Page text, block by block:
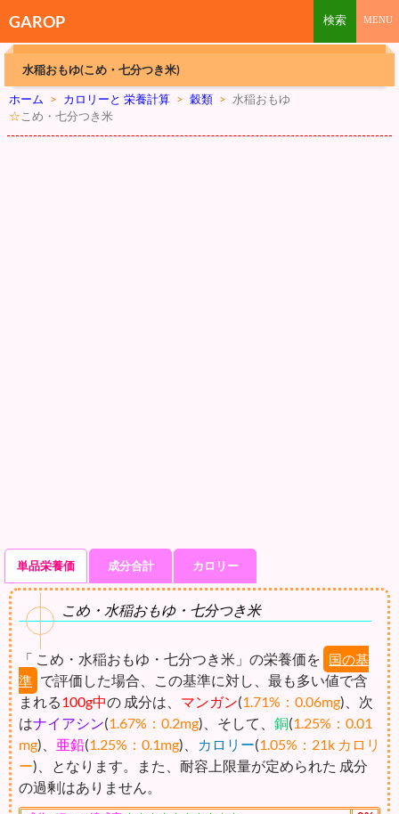
GAROP
水稲おもゆ(こめ・七分つき米)
ホーム > カロリーと 栄養計算 > 穀類 > 水稲おもゆ
☆ こめ・七分つき米
単品栄養価 成分合計 カロリー
こめ・水稲おもゆ・七分つき米
「 こめ・水稲おもゆ・七分つき米」の栄養価を
国の基
準 で評価した場合、この基準に対し、最も多い値で含
まれる100g中の 成分は、 マンガン(1.71%：0.06mg)、次
はナイアシン(1.67%：0.2mg)、そして、 銅(1.25%：0.01
mg)、 亜鉛(1.25%：0.1mg)、 カロリー(1.05%：21k カロリ
ー)、となります。また、耐容上限量が定められた 成分
の過剰はありません。